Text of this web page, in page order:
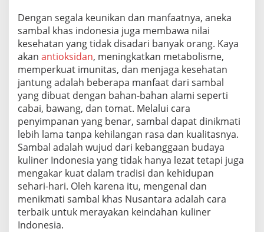
Dengan segala keunikan dan manfaatnya, aneka
sambal khas indonesia juga membawa nilai
kesehatan yang tidak disadari banyak orang. Kaya
akan antioksidan, meningkatkan metabolisme,
memperkuat imunitas, dan menjaga kesehatan
jantung adalah beberapa manfaat dari sambal
yang dibuat dengan bahan-bahan alami seperti
cabai, bawang, dan tomat. Melalui cara
penyimpanan yang benar, sambal dapat dinikmati
lebih lama tanpa kehilangan rasa dan kualitasnya.
Sambal adalah wujud dari kebanggaan budaya
kuliner Indonesia yang tidak hanya lezat tetapi juga
mengakar kuat dalam tradisi dan kehidupan
sehari-hari. Oleh karena itu, mengenal dan
menikmati sambal khas Nusantara adalah cara
terbaik untuk merayakan keindahan kuliner
Indonesia.